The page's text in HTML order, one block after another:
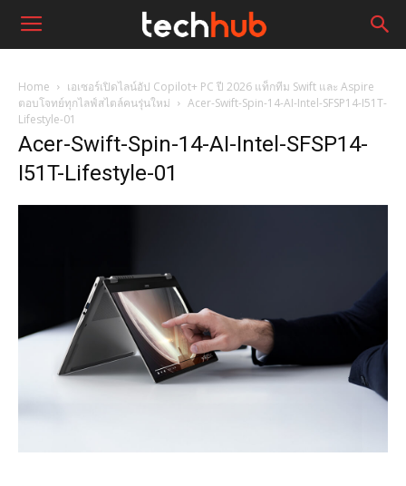
Home
เอเซอร์เปิดไลน์อัป Copilot+ PC ปี 2026 แท็กทีม Swift และ Aspire
ตอบโจทย์ทุกไลฟ์สไตล์คนรุ่นใหม่
Acer-Swift-Spin-14-AI-Intel-SFSP14-I51T-
Lifestyle-01
Acer-Swift-Spin-14-AI-Intel-SFSP14-
I51T-Lifestyle-01